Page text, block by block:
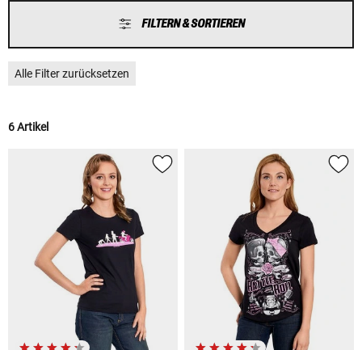
FILTERN & SORTIEREN
Alle Filter zurücksetzen
6 Artikel